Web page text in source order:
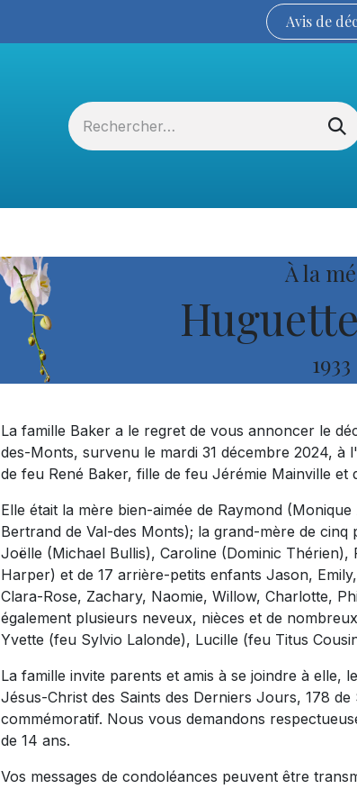
Avis de
À la
1933
La famille Baker a le regret de vous annoncer le
des-Monts, survenu le mardi 31 décembre 2024, à
de feu René Baker, fille de feu Jérémie Mainville et
Elle était la mère bien-aimée de Raymond
Bertrand de Val-des Monts); la grand-mère de
Joëlle (Michael Bullis), Caroline (Dominic
Harper) et de 17 arrière-petits enfants Jason,
Clara-Rose, Zachary, Naomie, Willow, Charlotte,
également plusieurs neveux, nièces et de
Yvette (feu Sylvio Lalonde), Lucille (feu Titus
La famille invite parents et amis à se joindre à elle,
Jésus-Christ des Saints des Derniers Jours, 178
commémoratif. Nous vous demandons
de 14 ans.
Vos messages de condoléances peuvent être